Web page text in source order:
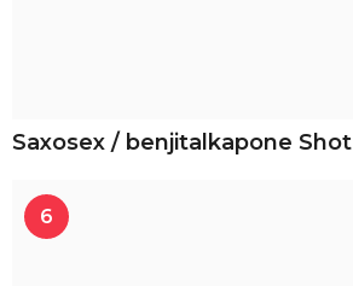
Saxosex / benjitalkapone
6